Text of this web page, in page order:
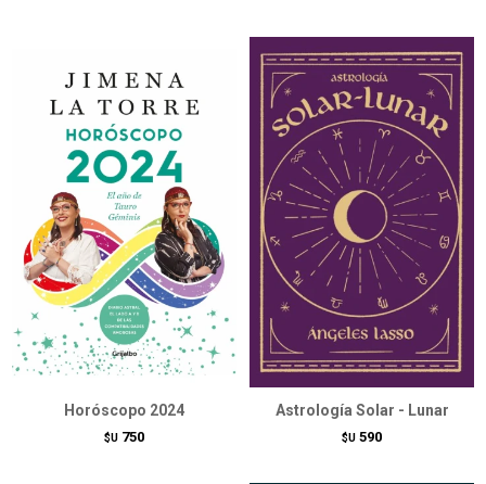
Horóscopo 2024
$U 750
Astrología Solar - Lunar
$U 590